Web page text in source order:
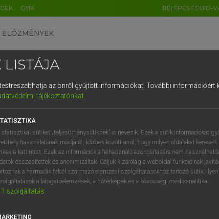
GYIK BELÉPÉS EDUID-
ELŐZMÉNYEK
uniós terminológiai szótár
VAN ELŐFIZETÉSED?
előfizetésem a teljes szócikk
NINCS ELŐFIZETÉSED?
LISTÁJA
az önről gyűjtött információkat. További információért
tájékoztatónkat.
statisztikai sütiket „teljesítménysütiknek” is nevezik. Ezek a sütik információkat
használatának módjáról, többek között arról, hogy milyen oldalakat keresett
kattintott. Ezek az információk a felhasználó azonosítására nem
összesítettek és anonimizáltak. Céljuk kizárólag a weboldal funkcióinak
a harmadik féltől származó elemzési szolgáltatásokhoz tartozó sütik;
a látogatóelemzések, a hőtérképek és a közösségi médiaanalitika.
1 szolgáltatás
DE CN FR ES IT NL
1 2 3 4 5 6 7 8 9
q w e r t z u i
a s d f g h j k l é
í y x c v b n m , .